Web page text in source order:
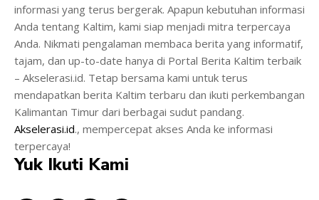
informasi yang terus bergerak. Apapun kebutuhan informasi
Anda tentang Kaltim, kami siap menjadi mitra terpercaya
Anda. Nikmati pengalaman membaca berita yang informatif,
tajam, dan up-to-date hanya di Portal Berita Kaltim terbaik
– Akselerasi.id. Tetap bersama kami untuk terus
mendapatkan berita Kaltim terbaru dan ikuti perkembangan
Kalimantan Timur dari berbagai sudut pandang.
Akselerasi.id., mempercepat akses Anda ke informasi
terpercaya!
Yuk Ikuti Kami